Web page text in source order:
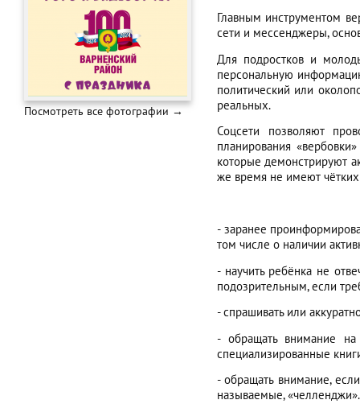
Главным инструментом
сети и мессенджеры,
Для подростков и
персональную
политический или
реальных.
Соцсети позволяют
планирования
которые демонстрируют
же время не имеют
- заранее
том числе о наличии
- научить ребёнка не
подозрительным, если
- спрашивать или
- обращать внимание на
специализированные
- обращать внимание,
называемые,
Посмотреть все фотографии →